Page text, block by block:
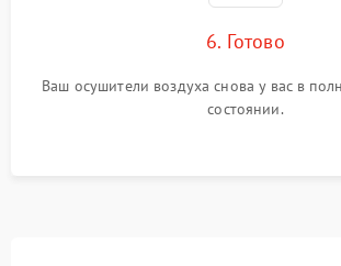
6. Готово
Ваш осушители воздуха снова у вас в
состоянии.